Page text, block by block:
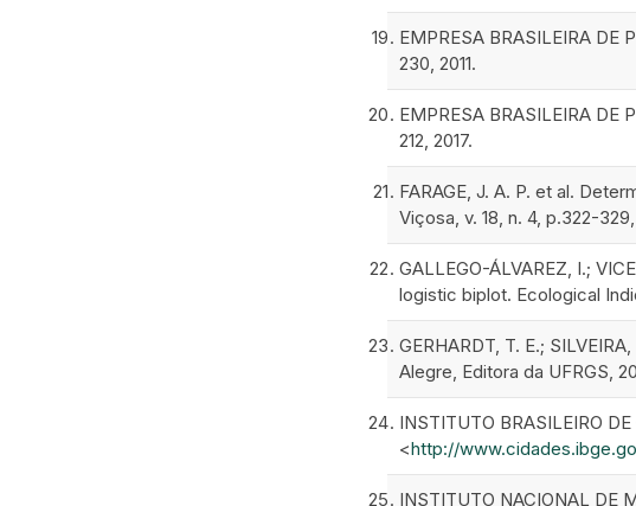
EMPRESA BRASILEIRA DE
230, 2011.
EMPRESA BRASILEIRA DE
212, 2017.
FARAGE, J. A. P. et al.
Viçosa, v. 18, n. 4, p.322-
GALLEGO-ÁLVAREZ, I.;
logistic biplot. Ecological
GERHARDT, T. E.;
Alegre, Editora da UFRGS,
INSTITUTO BRASILEIRO
<http://
INSTITUTO NACIONAL DE